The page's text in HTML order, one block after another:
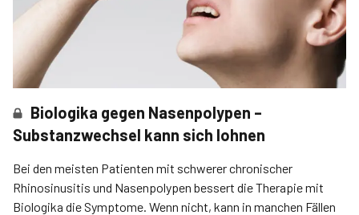
Biologika gegen Nasenpolypen –
Substanzwechsel kann sich lohnen
Bei den meisten Patienten mit schwerer chronischer
Rhinosinusitis und Nasenpolypen bessert die Therapie mit
Biologika die Symptome. Wenn nicht, kann in manchen Fällen